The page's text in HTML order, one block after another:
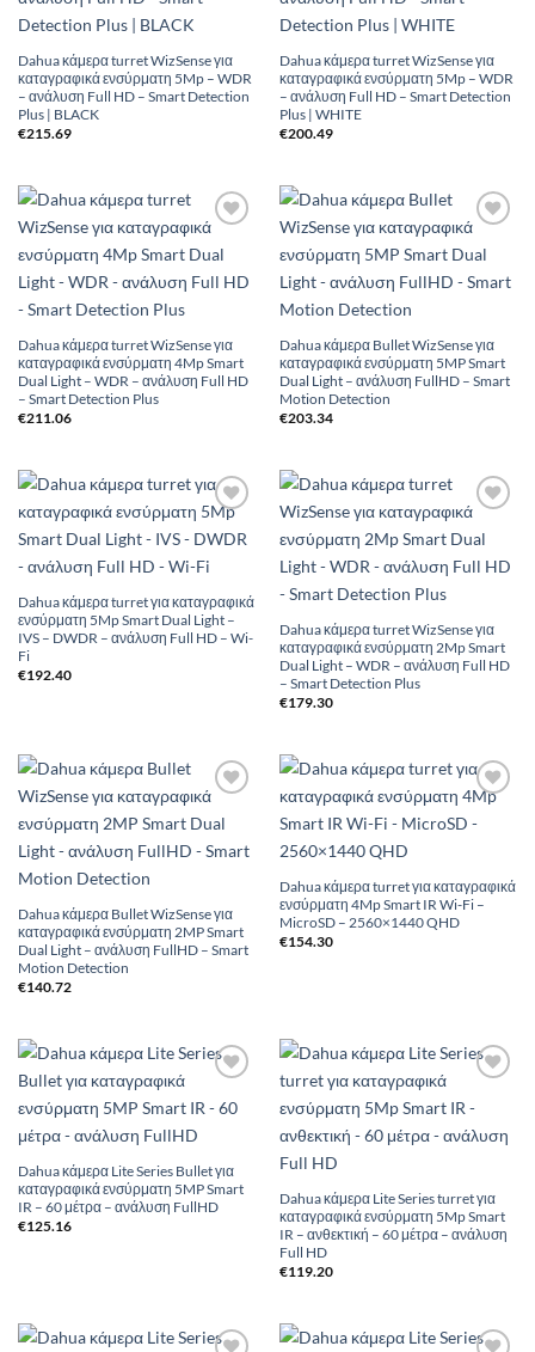
Dahua κάμερα turret WizSense για
καταγραφικά ενσύρματη 5Mp – WDR
– ανάλυση Full HD – Smart Detection
Plus | BLACK
€215.69
Dahua κάμερα turret WizSense για
καταγραφικά ενσύρματη 5Mp – WDR
– ανάλυση Full HD – Smart Detection
Plus | WHITE
€200.49
Wishlist
Dahua κάμερα turret WizSense για
καταγραφικά ενσύρματη 4Mp Smart
Dual Light – WDR – ανάλυση Full HD
– Smart Detection Plus
€211.06
Wishlist
Dahua κάμερα Bullet WizSense για
καταγραφικά ενσύρματη 5MP Smart
Dual Light – ανάλυση FullHD – Smart
Motion Detection
€203.34
Add to
Wishlist
Dahua κάμερα turret για καταγραφικά
ενσύρματη 5Mp Smart Dual Light –
IVS – DWDR – ανάλυση Full HD – Wi-
Fi
€192.40
Wishlist
Dahua κάμερα turret WizSense για
καταγραφικά ενσύρματη 2Mp Smart
Dual Light – WDR – ανάλυση Full HD
– Smart Detection Plus
€179.30
Wishlist
Dahua κάμερα Bullet WizSense για
καταγραφικά ενσύρματη 2MP Smart
Dual Light – ανάλυση FullHD – Smart
Motion Detection
€140.72
Add to
Wishlist
Dahua κάμερα turret για καταγραφικά
ενσύρματη 4Mp Smart IR Wi-Fi –
MicroSD – 2560×1440 QHD
€154.30
Wishlist
Dahua κάμερα Lite Series Bullet για
καταγραφικά ενσύρματη 5MP Smart
IR – 60 μέτρα – ανάλυση FullHD
€125.16
Wishlist
Dahua κάμερα Lite Series turret για
καταγραφικά ενσύρματη 5Mp Smart
IR – ανθεκτική – 60 μέτρα – ανάλυση
Full HD
€119.20